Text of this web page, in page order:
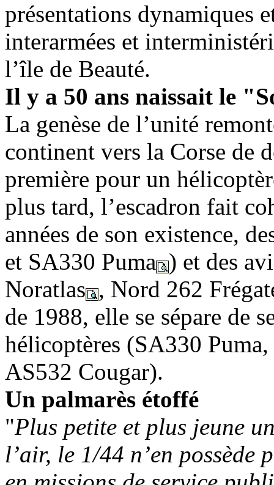
présentations dynamiques
interarmées et
l’île de Beauté.
Il y a 50 ans naissait le
La genèse de l’unité
continent vers la Corse de
première pour un
plus tard, l’escadron fait
années de son existence,
et SA330 Puma ) et des
Noratlas , Nord 262
de 1988, elle se sépare de
hélicoptères (SA330
AS532 Cougar).
Un palmarès étoffé
"Plus petite et plus jeune
l’air, le 1/44 n’en possède